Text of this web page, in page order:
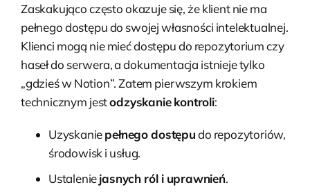
Zaskakująco często okazuje się, że klient nie ma
pełnego dostępu do swojej własności intelektualnej.
Klienci mogą nie mieć dostępu do repozytorium czy
haseł do serwera, a dokumentacja istnieje tylko
„gdzieś w Notion”. Zatem pierwszym krokiem
technicznym jestodzyskanie kontroli:
Uzyskaniepełnego dostępudo repozytoriów,
środowisk i usług.
Ustaleniejasnych ról i uprawnień.